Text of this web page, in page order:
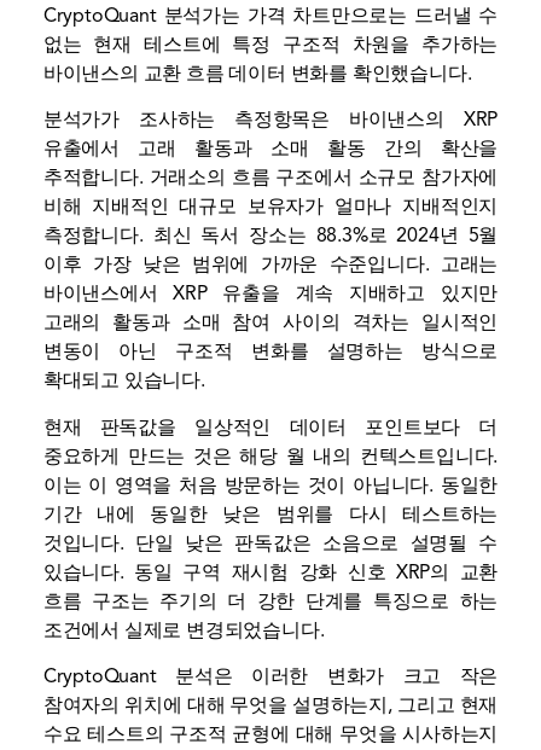
CryptoQuant 분석가는 가격 차트만으로는 드러낼 수
없는 현재 테스트에 특정 구조적 차원을 추가하는
바이낸스의 교환 흐름 데이터 변화를 확인했습니다.
분석가가 조사하는 측정항목은 바이낸스의 XRP
유출에서 고래 활동과 소매 활동 간의 확산을
추적합니다. 거래소의 흐름 구조에서 소규모 참가자에
비해 지배적인 대규모 보유자가 얼마나 지배적인지
측정합니다. 최신 독서 장소는 88.3%로 2024년 5월
이후 가장 낮은 범위에 가까운 수준입니다. 고래는
바이낸스에서 XRP 유출을 계속 지배하고 있지만
고래의 활동과 소매 참여 사이의 격차는 일시적인
변동이 아닌 구조적 변화를 설명하는 방식으로
확대되고 있습니다.
현재 판독값을 일상적인 데이터 포인트보다 더
중요하게 만드는 것은 해당 월 내의 컨텍스트입니다.
이는 이 영역을 처음 방문하는 것이 아닙니다. 동일한
기간 내에 동일한 낮은 범위를 다시 테스트하는
것입니다. 단일 낮은 판독값은 소음으로 설명될 수
있습니다. 동일 구역 재시험 강화 신호 XRP의 교환
흐름 구조는 주기의 더 강한 단계를 특징으로 하는
조건에서 실제로 변경되었습니다.
CryptoQuant 분석은 이러한 변화가 크고 작은
참여자의 위치에 대해 무엇을 설명하는지, 그리고 현재
수요 테스트의 구조적 균형에 대해 무엇을 시사하는지